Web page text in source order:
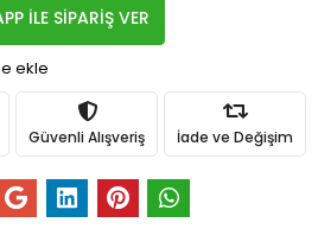
İLE SİPARİŞ VER
ekle
Güvenli Alışveriş İade ve Değişim